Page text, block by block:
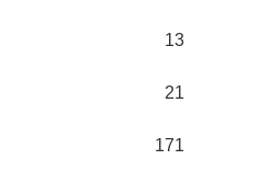
13
21
171